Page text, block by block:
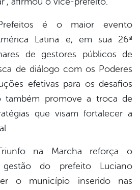
é o maior evento
Latina e, em sua 26ª
de gestores públicos de
de diálogo com os Poderes
efetivas para os desafios
também promove a troca de
que visam fortalecer a
na Marcha reforça o
do prefeito Luciano
o município inserido nas